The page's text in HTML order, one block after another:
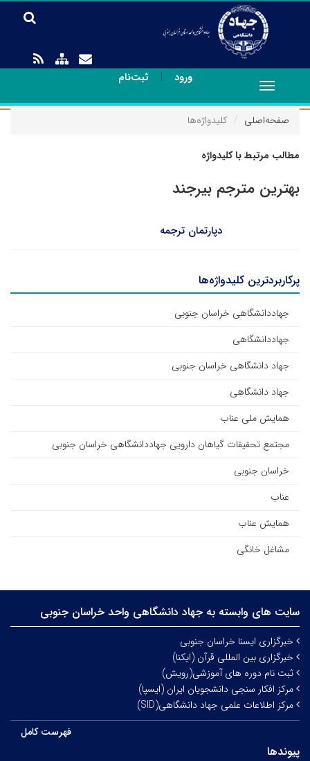
ورود | ثبت‌نام
Toggle
navigation
صفحه‌اصلی
کلیدواژه‌ها
مطالب مرتبط با کلیدواژه
بهترین مترجم بیرجند
دپارتمان ترجمه
پرکاربردترین کلیدواژه‌ها
جهاددانشگاهی خراسان جنوبی
جهاددانشگاهی
جهاد دانشگاهی خراسان جنوبی
جهاد دانشگاهی
همایش ملی عناب
مجتمع تحقیقات گیاهان دارویی جهاددانشگاهی خراسان جنوبی
خراسان جنوبی
عناب
همایش عناب
مشاغل خانگی
سایت های وابسته به جهاد دانشگاهی واحد خراسان جنوبی
خبرگزاری ایسنا خراسان جنوبی
خبرگزاری بین المللی قرآن (ایکنا)
ثبت نام دوره های آموزشی(رویش)
مرکز افکار سنجی دانشجویان ایران (ایسپا)
مرکز اطلاعات علمی جهاد دانشگاهی(SID)
فهرست کامل
پیوندها